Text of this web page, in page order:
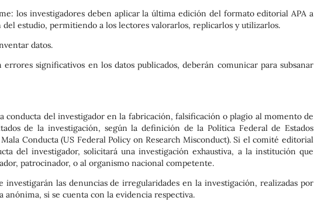
los investigadores deben aplicar la última edición del formato editorial APA a
estudio, permitiendo a los lectores valorarlos, replicarlos y utilizarlos.
datos.
significativos en los datos publicados, deberán comunicar para subsanar
conducta del investigador en la fabricación, falsificación o plagio al momento de
de la investigación, según la definición de la Política Federal de Estados
Conducta (US Federal Policy on Research Misconduct). Si el comité editorial
del investigador, solicitará una investigación exhaustiva, a la institución que
patrocinador, o al organismo nacional competente.
investigarán las denuncias de irregularidades en la investigación, realizadas por
anónima, si se cuenta con la evidencia respectiva.